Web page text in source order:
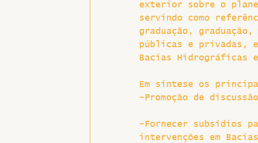
exterior sobre o
servindo como
graduação,
públicas e privadas,
Bacias Hidrográficas
Em síntese os
-Promoção de
-Fornecer subsídios
intervenções em